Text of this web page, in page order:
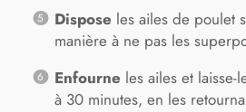
Dispose les ailes de poulet
manière à ne pas les
Enfourne les ailes et
à 30 minutes, en les